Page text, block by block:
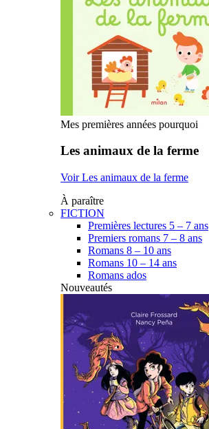
Mes premières années pourquoi
Les animaux de la ferme
Voir Les animaux de la ferme
À paraître
FICTION
Premières lectures 5 – 7 ans
Premiers romans 7 – 8 ans
Romans 8 – 10 ans
Romans 10 – 14 ans
Romans ados
Nouveautés